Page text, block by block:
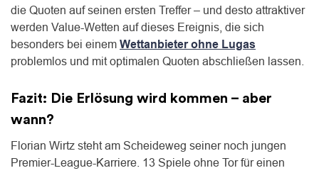
die Quoten auf seinen ersten Treffer – und desto attraktiver
werden Value-Wetten auf dieses Ereignis, die sich
besonders bei einem Wettanbieter ohne Lugas
problemlos und mit optimalen Quoten abschließen lassen.
Fazit: Die Erlösung wird kommen – aber
wann?
Florian Wirtz steht am Scheideweg seiner noch jungen
Premier-League-Karriere. 13 Spiele ohne Tor für einen